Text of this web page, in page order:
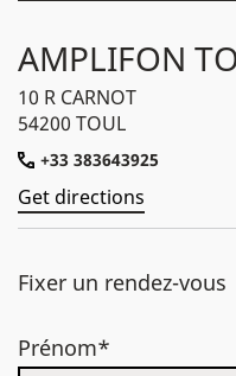
AMPLIFON
10 R CARNOT
54200 TOUL
+33 383643925
Get directions
Fixer un rendez-vous
Prénom*